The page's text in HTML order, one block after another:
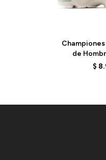
de
M1000DG -
$